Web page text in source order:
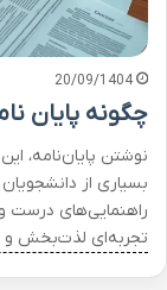
20/09/1404
چگونه پایان
نوشتن پایان‌نامه،
بسیاری از دانشجویان
راهنمایی‌های درست و
تجربه‌ای لذت‌بخش و